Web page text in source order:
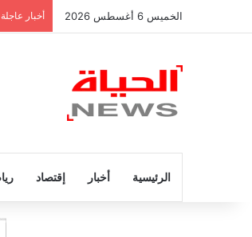
الخميس 6 أغسطس 2026 أخبار عاجلة
الرئيسية أخبار إقتصاد